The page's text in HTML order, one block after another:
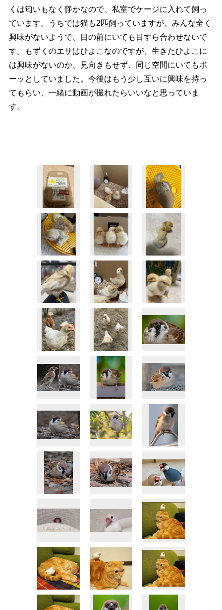
くは匂いもなく静かなので、私室でケージに入れて飼っ
ています。うちでは猫も2匹飼っていますが、みんな全く
興味がないようで、目の前にいても目すら合わせないで
す。もずくのエサはひよこなのですが、生きたひよこに
は興味がないのか、見向きもせず、同じ空間にいてもボ
ーッとしていました。今後はもう少し互いに興味を持っ
てもらい、一緒に動画が撮れたらいいなと思っていま
す。